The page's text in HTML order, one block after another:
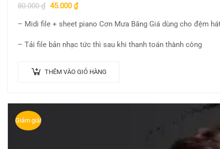
80.000₫ 45.000₫
– Midi file + sheet piano Cơn Mưa Băng Giá dùng cho đệm
– Tải file bản nhạc tức thì sau khi thanh toán thành công
THÊM VÀO GIỎ HÀNG
Giảm giá!